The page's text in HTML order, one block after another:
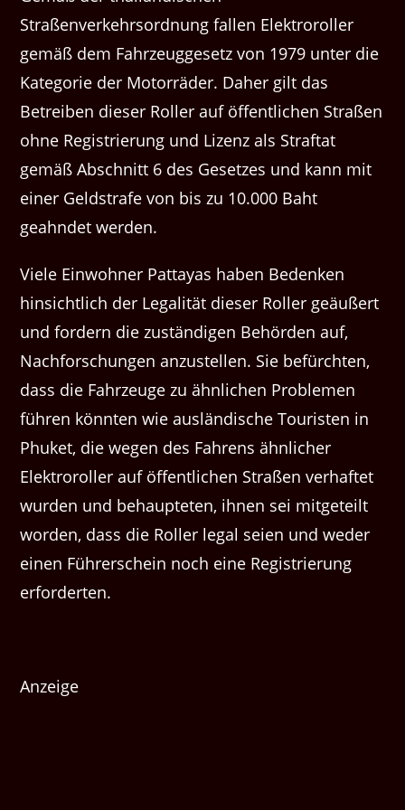
Straßenverkehrsordnung fallen Elektroroller
gemäß dem Fahrzeuggesetz von 1979 unter die
Kategorie der Motorräder. Daher gilt das
Betreiben dieser Roller auf öffentlichen Straßen
ohne Registrierung und Lizenz als Straftat
gemäß Abschnitt 6 des Gesetzes und kann mit
einer Geldstrafe von bis zu 10.000 Baht
geahndet werden.
Viele Einwohner Pattayas haben Bedenken
hinsichtlich der Legalität dieser Roller geäußert
und fordern die zuständigen Behörden auf,
Nachforschungen anzustellen. Sie befürchten,
dass die Fahrzeuge zu ähnlichen Problemen
führen könnten wie ausländische Touristen in
Phuket, die wegen des Fahrens ähnlicher
Elektroroller auf öffentlichen Straßen verhaftet
wurden und behaupteten, ihnen sei mitgeteilt
worden, dass die Roller legal seien und weder
einen Führerschein noch eine Registrierung
erforderten.
Anzeige